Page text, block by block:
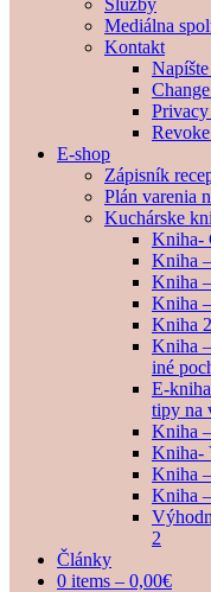
Služby
Mediálna
Kontakt
E-shop
Zápisník
Plán varenia
Kuchárske
Kniha-
Kniha
Kniha
Kniha
Kniha
Kniha
iné
E-
tipy na
Kniha
Kniha-
Kniha
Kniha
2
Články
0 items – 0,00€